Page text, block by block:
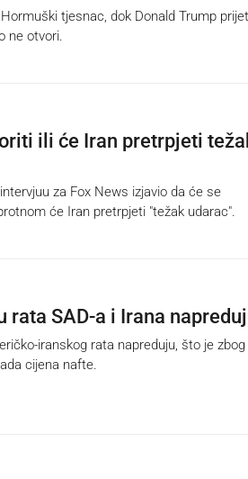
tjesnac, dok Donald Trump
ne otvori.
ili će Iran pretrpjeti
za Fox News izjavio da će se
će Iran pretrpjeti "težak udarac".
rata SAD-a i Irana
iranskog rata napreduju, što je
cijena nafte.